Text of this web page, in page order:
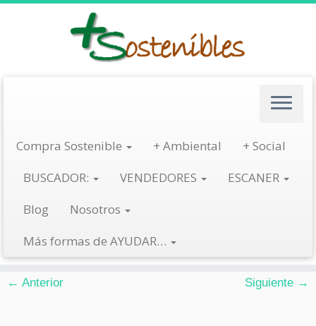
Compra Sostenible + Ambiental
+ Social
BUSCADOR:
VENDEDORES
ESCANER
Blog
Nosotros
Más formas de AYUDAR…
food-cereal-bowl-and-a-money-bag_icon-icons.com_70731
Publicada febrero 9, 2020en dimensiones
← Anterior Siguiente →